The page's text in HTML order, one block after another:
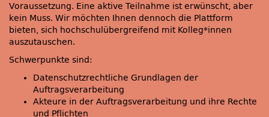
Voraussetzung. Eine aktive Teilnahme ist erwünscht, aber
kein Muss. Wir möchten Ihnen dennoch die Plattform
bieten, sich hochschulübergreifend mit Kolleg*innen
auszutauschen.
Schwerpunkte sind:
Datenschutzrechtliche Grundlagen der
Auftragsverarbeitung
Akteure in der Auftragsverarbeitung und ihre Rechte
und Pflichten